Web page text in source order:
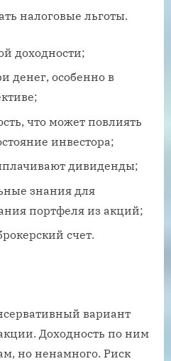
налоговые льготы.
доходности;
денег, особенно в
что может повлиять
инвестора;
дивиденды;
знания для
портфеля из акций;
счет.
вариант
Доходность по ним
но ненамного. Риск